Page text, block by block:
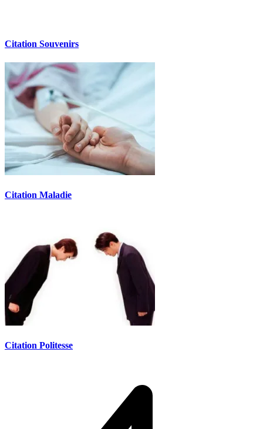
Citation Souvenirs
Citation Maladie
Citation Politesse